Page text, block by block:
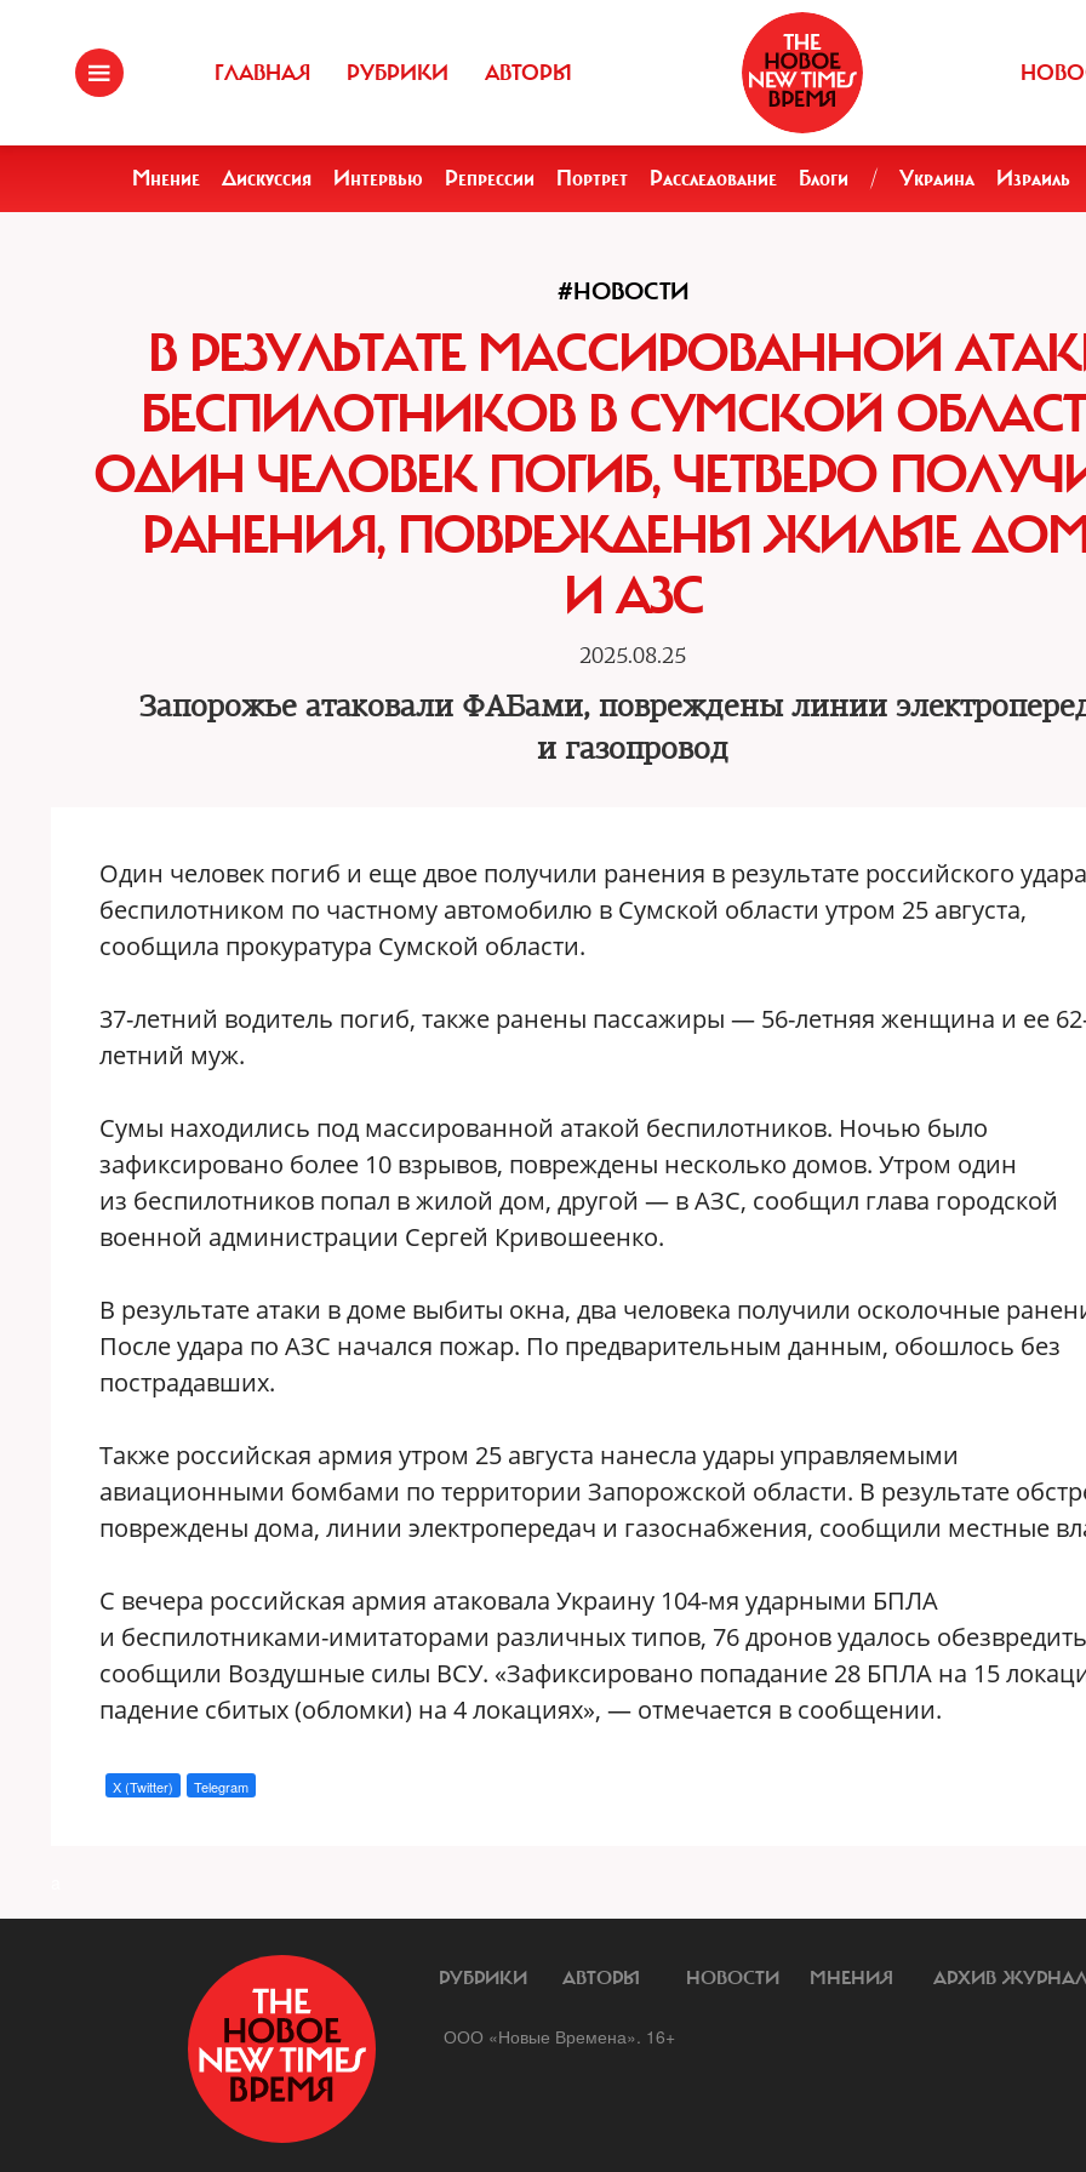
ГЛАВНАЯ РУБРИКИ АВТОРЫ
Мнение Дискуссия Интервью Репрессии Портрет Расследование Блоги / Украина Израиль
#НОВОСТИ
В РЕЗУЛЬТАТЕ МАССИРОВАННОЙ
БЕСПИЛОТНИКОВ В СУМСКОЙ
ОДИН ЧЕЛОВЕК ПОГИБ, ЧЕТВЕРО
РАНЕНИЯ, ПОВРЕЖДЕНЫ ЖИЛЫЕ
И АЗС
2025.08.25
Запорожье атаковали ФАБами, повреждены линии
и газопровод
Один человек погиб и еще двое получили ранения в результате российского удара
беспилотником по частному автомобилю в Сумской области утром 25 августа,
сообщила прокуратура Сумской области.
37-летний водитель погиб, также ранены пассажиры — 56-летняя женщина и ее
летний муж.
Сумы находились под массированной атакой беспилотников. Ночью было
зафиксировано более 10 взрывов, повреждены несколько домов. Утром один
из беспилотников попал в жилой дом, другой — в АЗС, сообщил глава городской
военной администрации Сергей Кривошеенко.
В результате атаки в доме выбиты окна, два человека получили осколочные
После удара по АЗС начался пожар. По предварительным данным, обошлось без
пострадавших.
Также российская армия утром 25 августа нанесла удары управляемыми
авиационными бомбами по территории Запорожской области. В результате
повреждены дома, линии электропередач и газоснабжения, сообщили местные
С вечера российская армия атаковала Украину 104-мя ударными БПЛА
и беспилотниками-имитаторами различных типов, 76 дронов удалось
сообщили Воздушные силы ВСУ. «Зафиксировано попадание 28 БПЛА на 15
падение сбитых (обломки) на 4 локациях», — отмечается в сообщении.
X (Twitter) Telegram
РУБРИКИ АВТОРЫ НОВОСТИ МНЕНИЯ АРХИВ
ООО «Новые Времена». 16+